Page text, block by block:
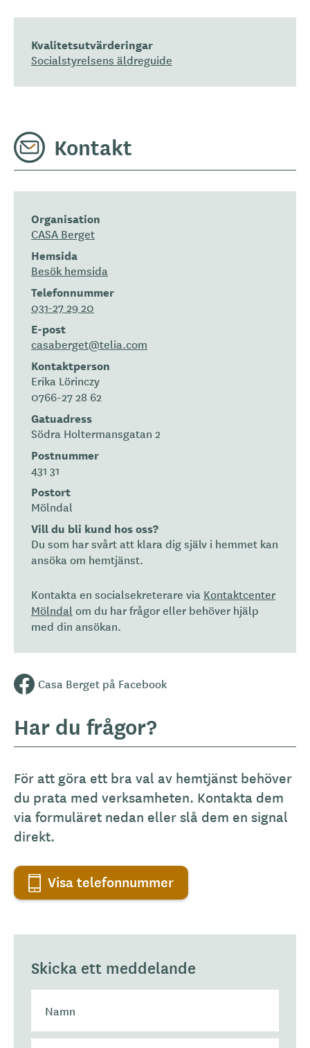
Kvalitetsutvärderingar
Socialstyrelsens äldreguide
Kontakt
Organisation
CASA Berget
Hemsida
Besök hemsida
Telefonnummer
031-27 29 20
E-post
casaberget@telia.com
Kontaktperson
Erika Lörinczy
0766-27 28 62
Gatuadress
Södra Holtermansgatan 2
Postnummer
431 31
Postort
Mölndal
Vill du bli kund hos oss?
Du som har svårt att klara dig själv i hemmet kan
ansöka om hemtjänst.
Kontakta en socialsekreterare via Kontaktcenter
Mölndal om du har frågor eller behöver hjälp
med din ansökan.
Casa Berget på Facebook
Har du frågor?
För att göra ett bra val av hemtjänst behöver
du prata med verksamheten. Kontakta dem
via formuläret nedan eller slå dem en signal
direkt.
Visa telefonnummer
Skicka ett meddelande